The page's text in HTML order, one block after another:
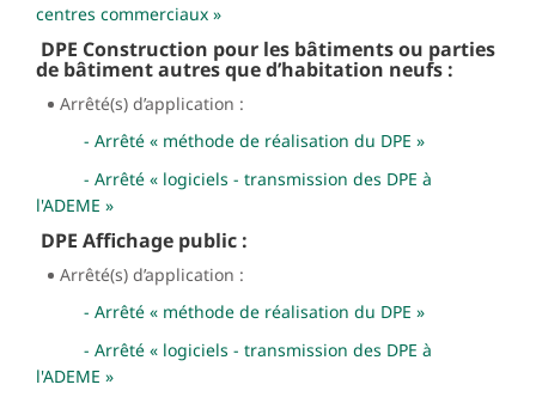
centres commerciaux »
DPE Construction pour les bâtiments ou parties
de bâtiment autres que d’habitation neufs :
Arrêté(s) d’application :
- Arrêté « méthode de réalisation du DPE »
- Arrêté « logiciels - transmission des DPE à
l'ADEME »
DPE Affichage public :
Arrêté(s) d’application :
- Arrêté « méthode de réalisation du DPE »
- Arrêté « logiciels - transmission des DPE à
l'ADEME »